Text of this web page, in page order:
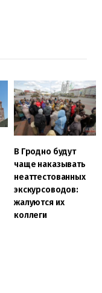
В Гродно будут
чаще наказывать
неаттестованных
экскурсоводов:
жалуются их
коллеги